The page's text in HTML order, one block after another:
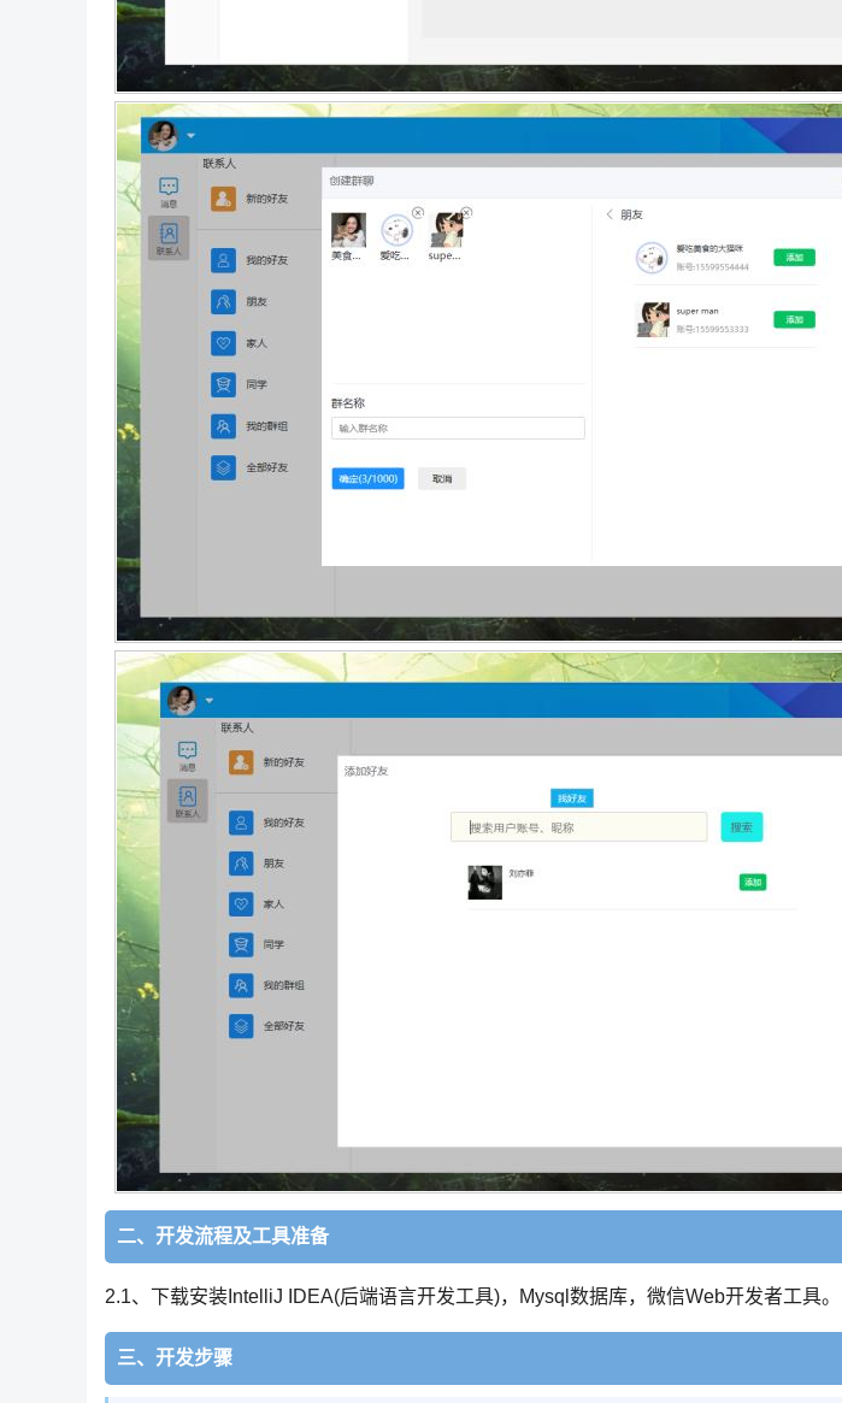
二、开发流程及工具准备
2.1、下载安装IntelliJ IDEA(后端语言开发工具)，Mysql数据库，微信Web开发者工具。
三、开发步骤